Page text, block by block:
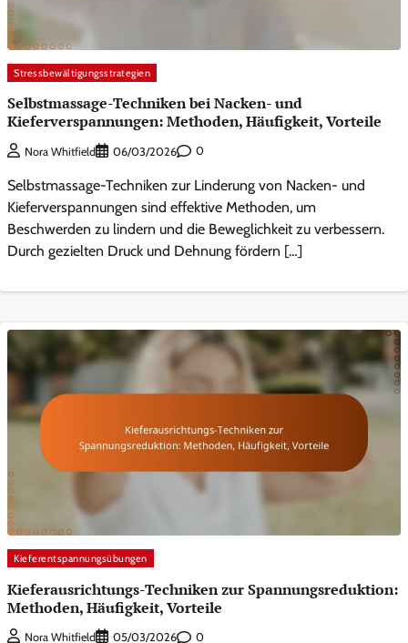
Stressbewältigungsstrategien
Selbstmassage-Techniken bei Nacken- und
Kieferverspannungen: Methoden, Häufigkeit, Vorteile
Nora Whitfield 06/03/2026 0
Selbstmassage-Techniken zur Linderung von Nacken- und
Kieferverspannungen sind effektive Methoden, um
Beschwerden zu lindern und die Beweglichkeit zu verbessern.
Durch gezielten Druck und Dehnung fördern […]
Kieferentspannungsübungen
Kieferausrichtungs-Techniken zur Spannungsreduktion:
Methoden, Häufigkeit, Vorteile
Nora Whitfield 05/03/2026 0